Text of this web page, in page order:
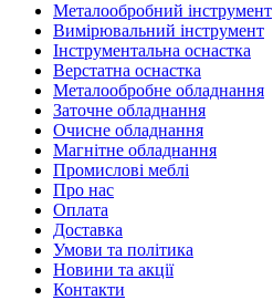
Металообробний інструмент
Вимірювальний інструмент
Інструментальна оснастка
Верстатна оснастка
Металообробне обладнання
Заточне обладнання
Очисне обладнання
Магнітне обладнання
Промислові меблі
Про нас
Оплата
Доставка
Умови та політика
Новини та акції
Контакти